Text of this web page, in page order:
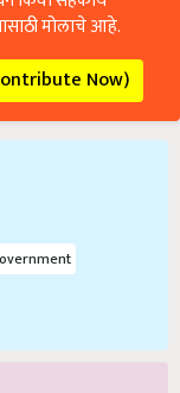
मोलाचे आहे.
Now)